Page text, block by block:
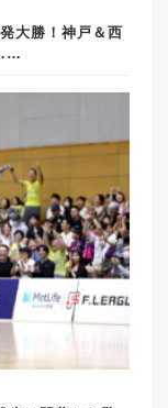
大勝！神戸＆西